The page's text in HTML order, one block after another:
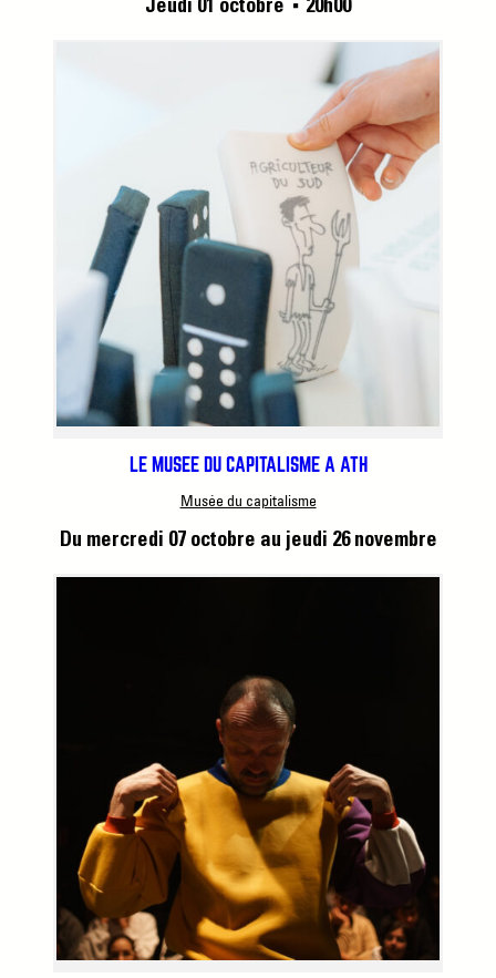
Jeudi 01 octobre ■ 20h00
LE MUSÉE DU CAPITALISME À ATH
Musée du capitalisme
Du mercredi 07 octobre au jeudi 26 novembre